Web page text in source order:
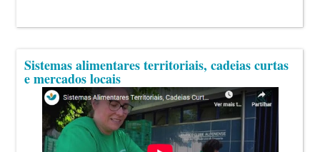
Sistemas alimentares territoriais, cadeias curtas
e mercados locais